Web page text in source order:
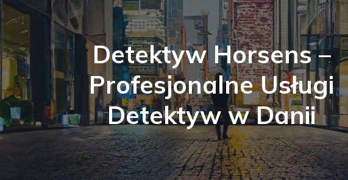
Detektyw Horsens –
Profesjonalne Usługi
Detektyw w Danii